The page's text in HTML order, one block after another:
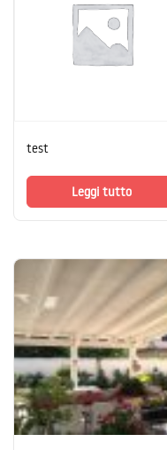
test
Leggi tutto